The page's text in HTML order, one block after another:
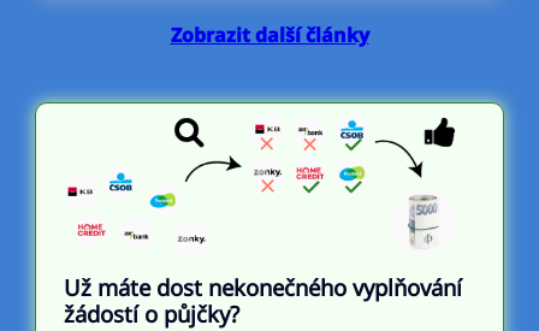
Zobrazit další články
Už máte dost nekonečného vyplňování
žádostí o půjčky?